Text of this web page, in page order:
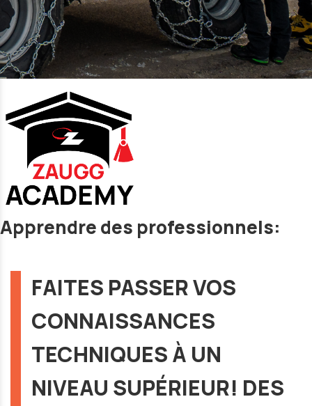
Apprendre des professionnels:
FAITES PASSER VOS
CONNAISSANCES
TECHNIQUES À UN
NIVEAU SUPÉRIEUR! DES